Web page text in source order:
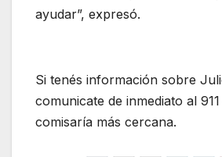
ayudar”, expresó.
Si tenés información sobre
comunicate de inmediato al
comisaría más cercana.